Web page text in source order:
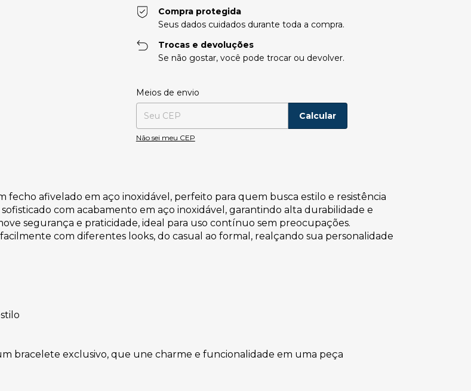
Compra protegida
Seus dados cuidados durante toda a compra.
Trocas e devoluções
Se não gostar, você pode trocar ou devolver.
Entregas para o CEP:
Meios de envio
Calcular
Não sei meu CEP
fecho afivelado em aço inoxidável, perfeito para quem busca estilo e resistência
com acabamento em aço inoxidável, garantindo alta durabilidade e
segurança e praticidade, ideal para uso contínuo sem preocupações.
com diferentes looks, do casual ao formal, realçando sua personalidade
bracelete exclusivo, que une charme e funcionalidade em uma peça